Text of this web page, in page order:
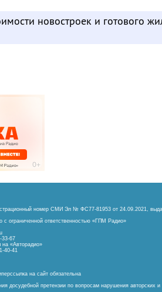
новостроек и готового
номер СМИ Эл № ФС77-81953 от 24.09.2021,
с ограниченной ответственностью «ГПМ Радио»
33-67
«Авторадио»
40-41
на сайт обязательна
досудебной претензии по вопросам нарушения авторских